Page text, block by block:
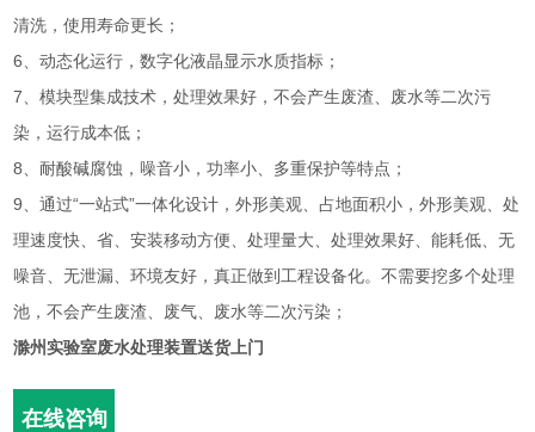
清洗，使用寿命更长；
6、动态化运行，数字化液晶显示水质指标；
7、模块型集成技术，处理效果好，不会产生废渣、废水等二次污
染，运行成本低；
8、耐酸碱腐蚀，噪音小，功率小、多重保护等特点；
9、通过“一站式”一体化设计，外形美观、占地面积小，外形美观、处
理速度快、省、安装移动方便、处理量大、处理效果好、能耗低、无
噪音、无泄漏、环境友好，真正做到工程设备化。不需要挖多个处理
池，不会产生废渣、废气、废水等二次污染；
滁州实验室废水处理装置送货上门
在线咨询